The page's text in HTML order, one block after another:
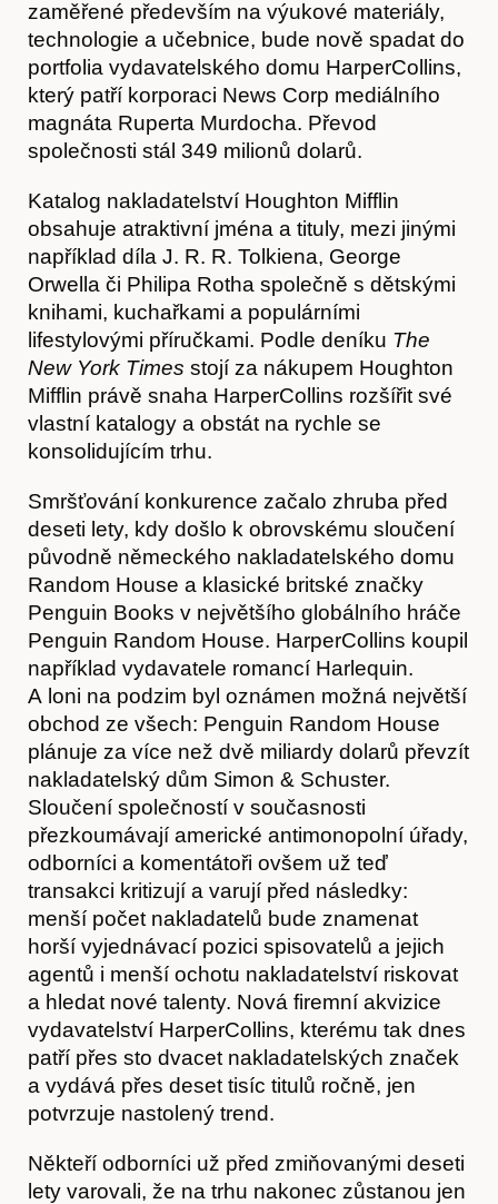
Akce
O nás
Obchod
zaměřené především na výukové materiály,
technologie a učebnice, bude nově spadat do
portfolia vydavatelského domu HarperCollins,
který patří korporaci News Corp mediálního
magnáta Ruperta Murdocha. Převod
společnosti stál 349 milionů dolarů.
Katalog nakladatelství Houghton Mifflin
obsahuje atraktivní jména a tituly, mezi jinými
například díla J. R. R. Tolkiena, George
Orwella či Philipa Rotha společně s dětskými
knihami, kuchařkami a populárními
lifestylovými příručkami. Podle deníku The
New York Times stojí za nákupem Houghton
Mifflin právě snaha HarperCollins rozšířit své
vlastní katalogy a obstát na rychle se
konsolidujícím trhu.
Smršťování konkurence začalo zhruba před
deseti lety, kdy došlo k obrovskému sloučení
původně německého nakladatelského domu
Random House a klasické britské značky
Penguin Books v největšího globálního hráče
Penguin Random House. HarperCollins koupil
například vydavatele romancí Harlequin.
A loni na podzim byl oznámen možná největší
obchod ze všech: Penguin Random House
plánuje za více než dvě miliardy dolarů převzít
nakladatelský dům Simon & Schuster.
Sloučení společností v současnosti
přezkoumávají americké antimonopolní úřady,
odborníci a komentátoři ovšem už teď
transakci kritizují a varují před následky:
menší počet nakladatelů bude znamenat
horší vyjednávací pozici spisovatelů a jejich
agentů i menší ochotu nakladatelství riskovat
a hledat nové talenty. Nová firemní akvizice
vydavatelství HarperCollins, kterému tak dnes
patří přes sto dvacet nakladatelských značek
a vydává přes deset tisíc titulů ročně, jen
potvrzuje nastolený trend.
Někteří odborníci už před zmiňovanými deseti
lety varovali, že na trhu nakonec zůstanou jen